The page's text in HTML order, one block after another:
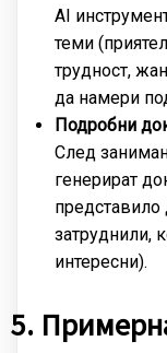
AI
теми
трудност,
да намери
Подробни
След
генерират
представило
затруднили,
интересни).
5.